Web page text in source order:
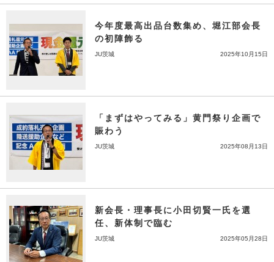
今年度最高出品台数集め、堀江部会長
の初陣飾る
JU茨城 2025年10月15日
「まずはやってみる」黄門祭り企画で
賑わう
JU茨城 2025年08月13日
新会長・理事長に小田切賢一氏を選
任、新体制で臨む
JU茨城 2025年05月28日